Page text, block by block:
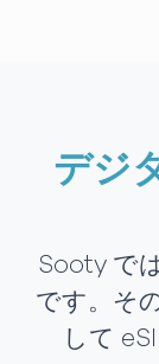
デジ
Sooty で
です。そ
して